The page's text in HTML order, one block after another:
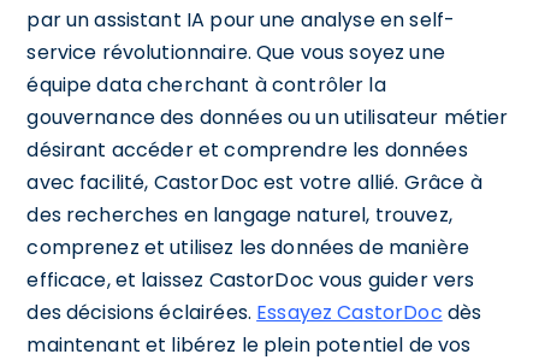
par un assistant IA pour une analyse en self-
service révolutionnaire. Que vous soyez une
équipe data cherchant à contrôler la
gouvernance des données ou un utilisateur métier
désirant accéder et comprendre les données
avec facilité, CastorDoc est votre allié. Grâce à
des recherches en langage naturel, trouvez,
comprenez et utilisez les données de manière
efficace, et laissez CastorDoc vous guider vers
des décisions éclairées. Essayez CastorDoc dès
maintenant et libérez le plein potentiel de vos